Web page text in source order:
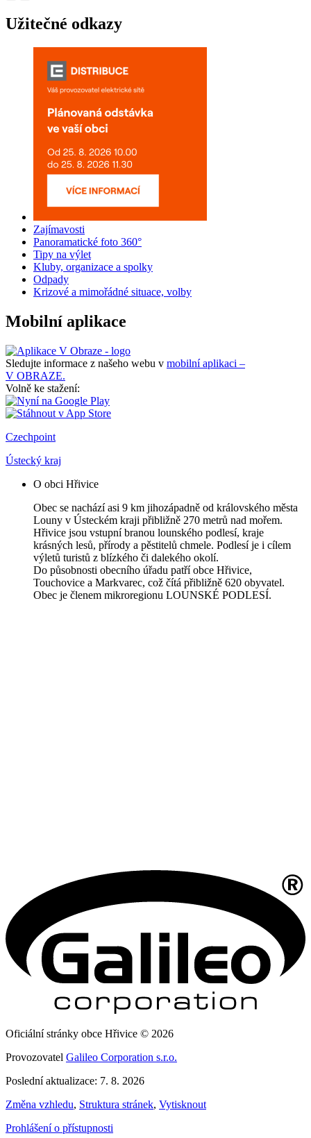
Užitečné odkazy
Zajímavosti
Panoramatické foto 360°
Tipy na výlet
Kluby, organizace a spolky
Odpady
Krizové a mimořádné situace, volby
Mobilní aplikace
Sledujte informace z našeho webu v mobilní aplikaci –
V OBRAZE.
Volně ke stažení:
Czechpoint
Ústecký kraj
O obci Hřivice
Obec se nachází asi 9 km jihozápadně od královského města
Louny v Ústeckém kraji přibližně 270 metrů nad mořem.
Hřivice jsou vstupní branou lounského podlesí, kraje
krásných lesů, přírody a pěstitelů chmele. Podlesí je i cílem
výletů turistů z blízkého či dalekého okolí.
Do působnosti obecního úřadu patří obce Hřivice,
Touchovice a Markvarec, což čítá přibližně 620 obyvatel.
Obec je členem mikroregionu LOUNSKÉ PODLESÍ.
Oficiální stránky obce Hřivice © 2026
Provozovatel Galileo Corporation s.r.o.
Poslední aktualizace: 7. 8. 2026
Změna vzhledu, Struktura stránek, Vytisknout
Prohlášení o přístupnosti